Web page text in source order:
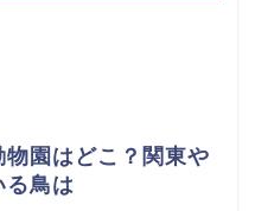
園はどこ？関東や
る鳥は